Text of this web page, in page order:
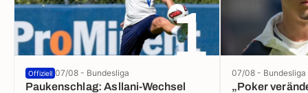
1
Paukenschlag: Asllani-Wechsel
Offiziell 07/08 - Bundesliga
„Poker
07/08 - Bundesliga